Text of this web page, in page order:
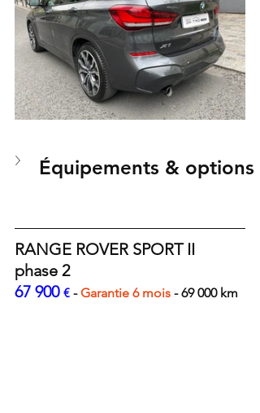
Équipements & options
RANGE ROVER SPORT II
phase 2
67 900 € - Garantie 6 mois - 69 000 km